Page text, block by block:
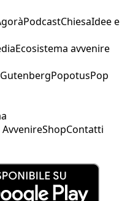
PodcastChiesaIdee e
Ecosistema avvenire
GutenbergPopotusPop
ShopContatti